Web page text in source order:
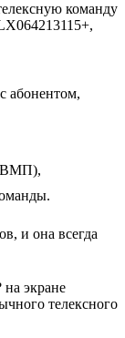
команду
абонентом,
и она всегда
экране
телексного